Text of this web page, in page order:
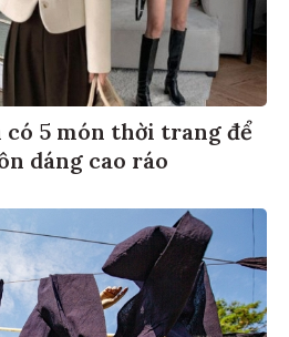
có 5 món thời trang để
dáng cao ráo